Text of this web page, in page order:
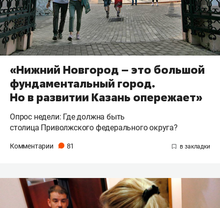
«Нижний Новгород – это большой
фундаментальный город.
Но в развитии Казань опережает»
Опрос недели: Где должна быть
столица Приволжского федерального округа?
Комментарии 81